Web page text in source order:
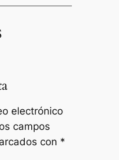
electrónico
campos
con *